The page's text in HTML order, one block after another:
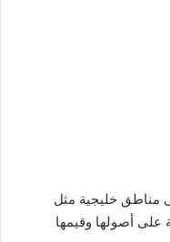
مناطق خليجية مثل
على أصولها وقيمها